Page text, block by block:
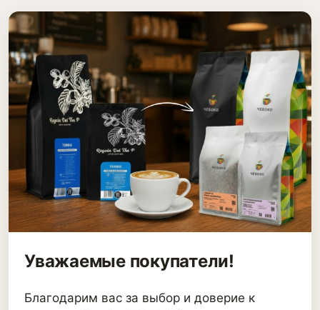
Уважаемые покупатели!
Благодарим вас за выбор и доверие к